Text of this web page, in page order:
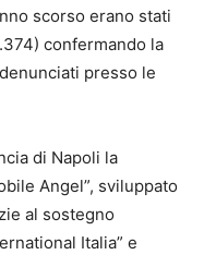
scorso erano stati
confermando la
presso le
di Napoli la
Angel”, sviluppato
al sostegno
Italia” e